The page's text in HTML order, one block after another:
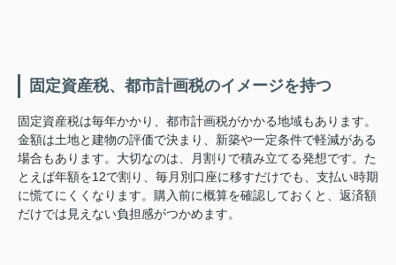
固定資産税、都市計画税のイメージを持つ
固定資産税は毎年かかり、都市計画税がかかる地域もあります。
金額は土地と建物の評価で決まり、新築や一定条件で軽減がある
場合もあります。大切なのは、月割りで積み立てる発想です。た
とえば年額を12で割り、毎月別口座に移すだけでも、支払い時期
に慌てにくくなります。購入前に概算を確認しておくと、返済額
だけでは見えない負担感がつかめます。